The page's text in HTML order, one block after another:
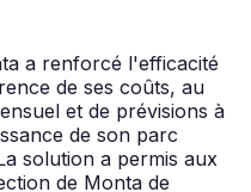
a renforcé l'efficacité
de ses coûts, au
et de prévisions à
de son parc
solution a permis aux
de Monta de